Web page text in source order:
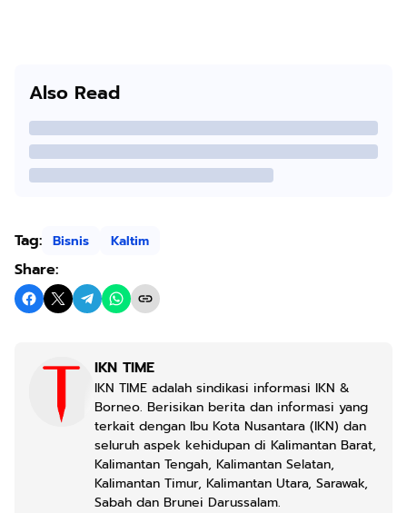
Also Read
Tag: Bisnis Kaltim
Share:
IKN TIME
IKN TIME adalah sindikasi informasi IKN &
Borneo. Berisikan berita dan informasi yang
terkait dengan Ibu Kota Nusantara (IKN) dan
seluruh aspek kehidupan di Kalimantan Barat,
Kalimantan Tengah, Kalimantan Selatan,
Kalimantan Timur, Kalimantan Utara, Sarawak,
Sabah dan Brunei Darussalam.